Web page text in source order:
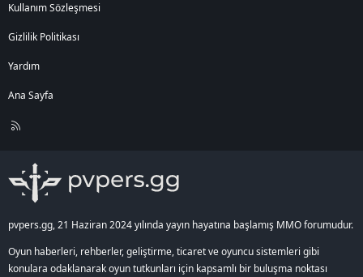
Kullanım Sözleşmesi
Gizlilik Politikası
Yardım
Ana Sayfa
R
pvpers.gg, 21 Haziran 2024 yılında yayın hayatına başlamış MMO forumudur.
Oyun haberleri, rehberler, geliştirme, ticaret ve oyuncu sistemleri gibi
konulara odaklanarak oyun tutkunları için kapsamlı bir buluşma noktası